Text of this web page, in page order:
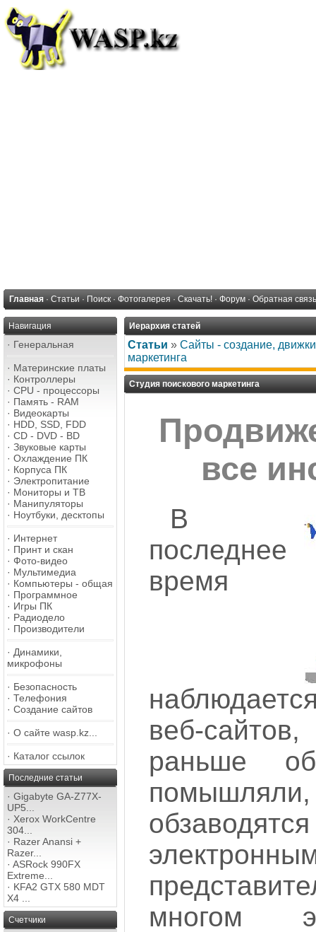
Главная · Статьи · Поиск · Фотогалерея · Скачать! · Форум · Обратная связь
Навигация
· Генеральная
· Материнские платы
· Контроллеры
· CPU - процессоры
· Память - RAM
· Видеокарты
· HDD, SSD, FDD
· CD - DVD - BD
· Звуковые карты
· Охлаждение ПК
· Корпуса ПК
· Электропитание
· Мониторы и ТВ
· Манипуляторы
· Ноутбуки, десктопы
· Интернет
· Принт и скан
· Фото-видео
· Мультимедиа
· Компьютеры - общая
· Программное
· Игры ПК
· Радиодело
· Производители
· Динамики,
микрофоны
· Безопасность
· Телефония
· Создание сайтов
· О сайте wasp.kz...
· Каталог ссылок
Последние статьи
· Gigabyte GA-Z77X-
UP5...
· Xerox WorkCentre
304...
· Razer Anansi +
Razer...
· ASRock 990FX
Extreme...
· KFA2 GTX 580 MDT
X4 ...
Счетчики
Иерархия статей
Статьи » Сайты - создание,
маркетинга
Студия поискового маркетинга
все
В
последнее
время
веб-
раньше
помышляли,
многом